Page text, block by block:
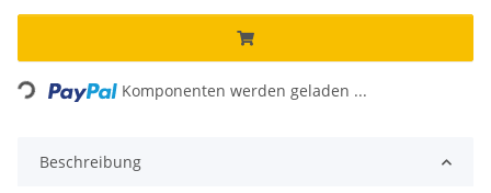
Loading... Komponenten werden geladen ...
Beschreibung